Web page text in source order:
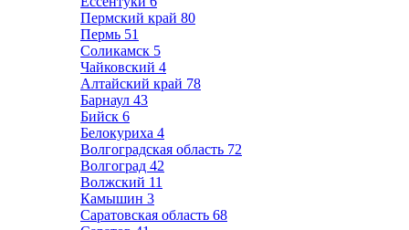
Пермский край 80
Пермь 51
Соликамск 5
Чайковский 4
Алтайский край 78
Барнаул 43
Бийск 6
Белокуриха 4
Волгоградская область 72
Волгоград 42
Волжский 11
Камышин 3
Саратовская область 68